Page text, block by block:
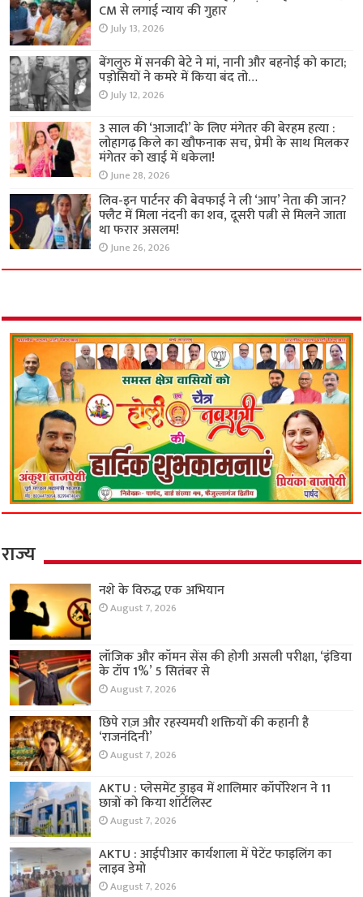
CM से लगाई न्याय की गुहार
July 13, 2026
बेंगलुरु में सनकी बेटे ने मां, नानी और बहनोई को काटा;
पड़ोसियों ने कमरे में किया बंद तो…
July 12, 2026
3 साल की ‘आजादी’ के लिए मंगेतर की बेरहम हत्या :
लोहागढ़ किले का खौफनाक सच, प्रेमी के साथ मिलकर
मंगेतर को खाई में धकेला!
June 28, 2026
लिव-इन पार्टनर की बेवफाई ने ली ‘आप’ नेता की जान?
फ्लैट में मिला नंदनी का शव, दूसरी पत्नी से मिलने जाता
था फरार असलम!
June 26, 2026
राज्य
नशे के विरुद्ध एक अभियान
August 7, 2026
लॉजिक और कॉमन सेंस की होगी असली परीक्षा, ‘इंडिया
के टॉप 1%’ 5 सितंबर से
August 7, 2026
छिपे राज़ और रहस्यमयी शक्तियों की कहानी है
‘राजनंदिनी’
August 7, 2026
AKTU : प्लेसमेंट ड्राइव में शालिमार कॉर्पोरेशन ने 11
छात्रों को किया शॉर्टलिस्ट
August 7, 2026
AKTU : आईपीआर कार्यशाला में पेटेंट फाइलिंग का
लाइव डेमो
August 7, 2026